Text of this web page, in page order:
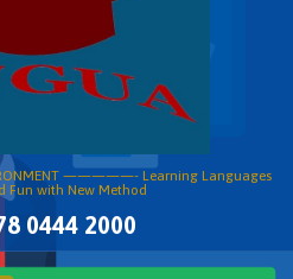
—————- Learning Languages
Fun with New Method
0444 2000